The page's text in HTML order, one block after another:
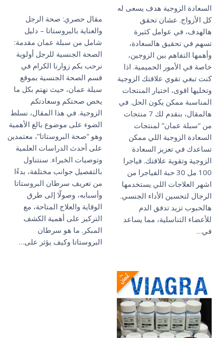
مقال حصري: صحة الرجل
والعناية بالبروستاتا – دليل
شامل من سبلة عمان مقدمة:
الصحة الجنسية للرجل أولوية
نرحب بكم زوارنا الكرام في
قسم الصحة الجنسية بموقع
سبلة عمان، حيث نهتم بكل ما
يخص صحتكم وسعادتكم
الزوجية. في هذا المقال، نسلط
الضوء على موضوع بالغ الأهمية
وهو “صحة البروستاتا”، معتمدين
على أحدث الدراسات العلمية
وتوصيات الخبراء. سنتناول
بالتفصيل جوانب مختلفة، بدءًا
من تعريف سرطان البروستاتا
وأسبابه، وصولًا إلى طرق
الوقاية والعلاج المتاحة، مع
التركيز على أهمية الكشف
المبكر. ما هو سرطان
البروستاتا وكيف يؤثر على…
السعادة الزوجية هدف يسعى له
كل الأزواج. عشان تحقق
هالهدف، في عوامل كثيرة
تسهم في تحقيق هالسعادة،
وأهمها التفاهم بين الزوجين،
خاصة في الأمور الحميمية. اذا
كنت تبغي تقوي علاقتك الزوجية
وتخليها اقوى، اختيار المنتجات
المناسبة ممكن يكون الحل. في
هالمقال، بنقدم لك 7 منتجات
من “سبلة عمان” لمنتجات
السعادة الزوجية اللي ممكن
تساعدك في تعزيز السعادة
الزوجية وتقوية علاقتك. فياجرا
100 مل 30 حبة الفياجرا من
اشهر العلاجات اللي يستخدمها
الرجال لتحسين الأداء الجنسي.
هالحبوب تزيد تدفق الدم
للأعضاء التناسلية، مما يساعد
في…